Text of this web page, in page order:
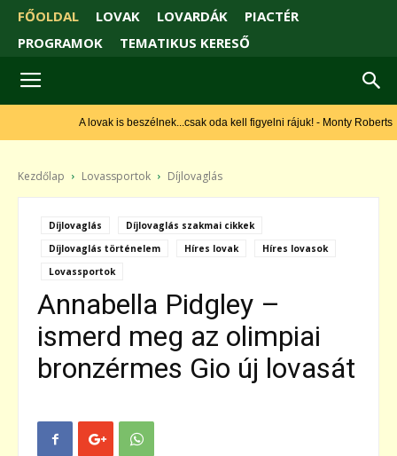
FŐOLDAL LOVAK LOVARDÁK
PIACTÉR
PROGRAMOK
TEMATIKUS KERESŐ
A lovak is beszélnek...csak oda kell figyelni rájuk! - Monty Roberts
Kezdőlap Lovassportok Díjlovaglás
Díjlovaglás
Díjlovaglás szakmai cikkek
Díjlovaglás történelem
Híres lovak
Híres lovasok
Lovassportok
Annabella Pidgley –
ismerd meg az olimpiai
bronzérmes Gio új lovasát